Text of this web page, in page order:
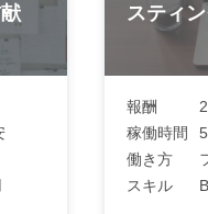
スティ
報酬
稼働時間
働き方
スキル